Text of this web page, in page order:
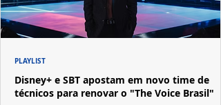
Disney+ e SBT apostam em novo time de
técnicos para renovar o "The Voice Brasil"
PLAYLIST